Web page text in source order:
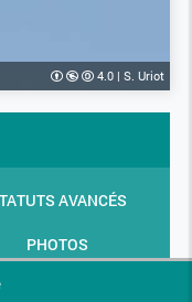
4.0 | S. Uriot
AVANCÉS
PHOTOS